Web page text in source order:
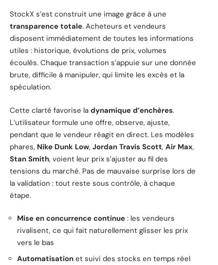
StockX s’est construit une image grâce à une
transparence totale. Acheteurs et vendeurs
disposent immédiatement de toutes les informations
utiles : historique, évolutions de prix, volumes
écoulés. Chaque transaction s’appuie sur une donnée
brute, difficile à manipuler, qui limite les excès et la
spéculation.
Cette clarté favorise la dynamique d’enchères.
L’utilisateur formule une offre, observe, ajuste,
pendant que le vendeur réagit en direct. Les modèles
phares, Nike Dunk Low, Jordan Travis Scott, Air Max,
Stan Smith, voient leur prix s’ajuster au fil des
tensions du marché. Pas de mauvaise surprise lors de
la validation : tout reste sous contrôle, à chaque
étape.
Mise en concurrence continue : les vendeurs
rivalisent, ce qui fait naturellement glisser les prix
vers le bas
Automatisation et suivi des stocks en temps réel